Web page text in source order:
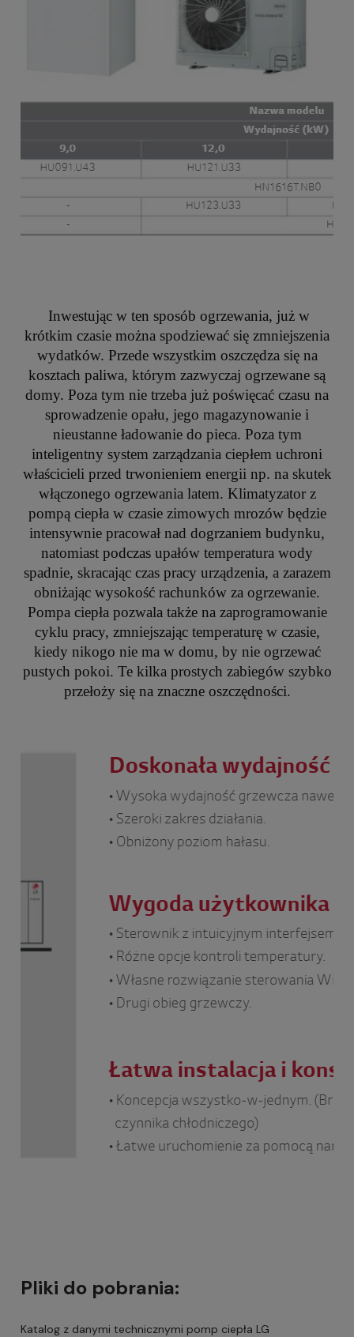
Inwestując w ten sposób ogrzewania, już w
krótkim czasie można spodziewać się zmniejszenia
wydatków. Przede wszystkim oszczędza się na
kosztach paliwa, którym zazwyczaj ogrzewane są
domy. Poza tym nie trzeba już poświęcać czasu na
sprowadzenie opału, jego magazynowanie i
nieustanne ładowanie do pieca. Poza tym
inteligentny system zarządzania ciepłem uchroni
właścicieli przed trwonieniem energii np. na skutek
włączonego ogrzewania latem. Klimatyzator z
pompą ciepła w czasie zimowych mrozów będzie
intensywnie pracował nad dogrzaniem budynku,
natomiast podczas upałów temperatura wody
spadnie, skracając czas pracy urządzenia, a zarazem
obniżając wysokość rachunków za ogrzewanie.
Pompa ciepła pozwala także na zaprogramowanie
cyklu pracy, zmniejszając temperaturę w czasie,
kiedy nikogo nie ma w domu, by nie ogrzewać
pustych pokoi. Te kilka prostych zabiegów szybko
przełoży się na znaczne oszczędności.
Pliki do pobrania:
Katalog z danymi technicznymi pomp ciepła LG